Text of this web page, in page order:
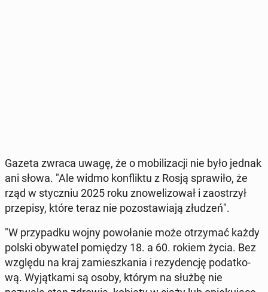
Gazeta zwraca uwagę, że o mo­bi­li­za­cji nie było jednak
ani słowa. "Ale widmo kon­flik­tu z Rosją spra­wi­ło, że
rząd w stycz­niu 2025 roku zno­we­li­zo­wał i za­ostrzył
prze­pi­sy, które teraz nie po­zo­sta­wia­ją złudzeń".
"W przy­pad­ku wojny po­wo­ła­nie może otrzy­mać każdy
polski oby­wa­tel po­mię­dzy 18. a 60. rokiem życia. Bez
względu na kraj za­miesz­ka­nia i re­zy­den­cję po­dat­ko­
wą. Wy­jąt­ka­mi są osoby, którym na służbę nie